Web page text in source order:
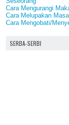
Cara Mengurangi
Cara Melupakan
Cara Mengobati/
SERBA-SERBI